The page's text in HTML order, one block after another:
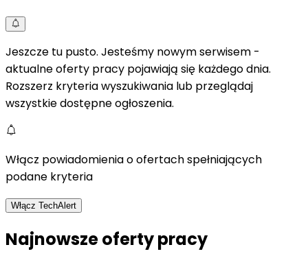
Jeszcze tu pusto. Jesteśmy nowym serwisem -
aktualne oferty pracy pojawiają się każdego dnia.
Rozszerz kryteria wyszukiwania lub przeglądaj
wszystkie dostępne ogłoszenia.
Włącz powiadomienia o ofertach spełniających
podane kryteria
Włącz TechAlert
Najnowsze oferty pracy